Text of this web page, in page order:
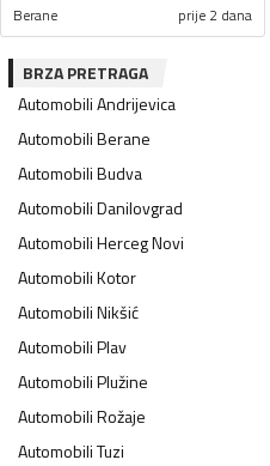
Berane prije 2 dana
BRZA PRETRAGA
AutomobiliAndrijevica
AutomobiliBerane
AutomobiliBudva
AutomobiliDanilovgrad
AutomobiliHerceg Novi
AutomobiliKotor
AutomobiliNikšić
AutomobiliPlav
AutomobiliPlužine
AutomobiliRožaje
AutomobiliTuzi